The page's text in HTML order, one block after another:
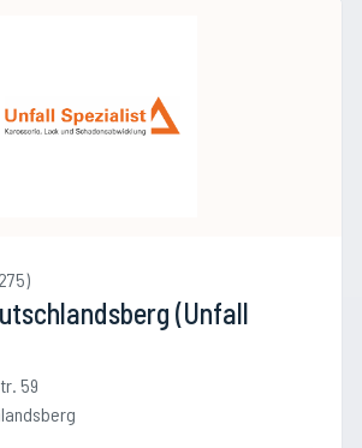
275)
(Unfall
59